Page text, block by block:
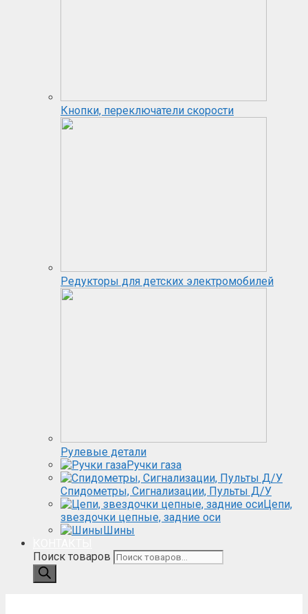
Кнопки, переключатели скорости
Редукторы для детских электромобилей
Рулевые детали
Ручки газа
Спидометры, Сигнализации, Пульты Д/У
Цепи,
звездочки цепные, задние оси
Шины
Поиск товаров